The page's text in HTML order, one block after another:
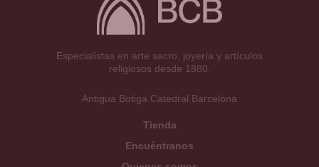
Especialistas en arte sacro, joyería y artículos
religiosos desde 1880.
Antigua Botiga Catedral Barcelona
Tienda
Encuéntranos